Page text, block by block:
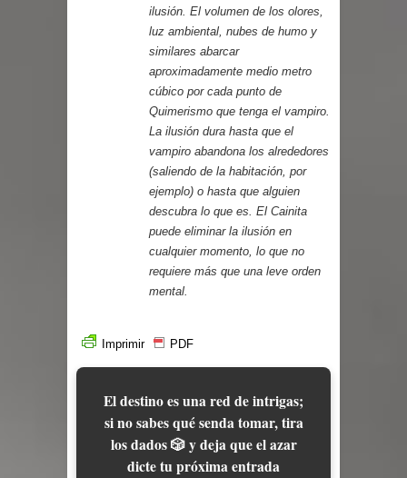
ilusión. El volumen de los olores,
luz ambiental, nubes de humo y
similares abarcar
aproximadamente medio metro
cúbico por cada punto de
Quimerismo que tenga el vampiro.
La ilusión dura hasta que el
vampiro abandona los alrededores
(saliendo de la habitación, por
ejemplo) o hasta que alguien
descubra lo que es. El Cainita
puede eliminar la ilusión en
cualquier momento, lo que no
requiere más que una leve orden
mental.
Imprimir PDF
El destino es una red de intrigas;
si no sabes qué senda tomar, tira
los dados 🎲 y deja que el azar
dicte tu próxima entrada